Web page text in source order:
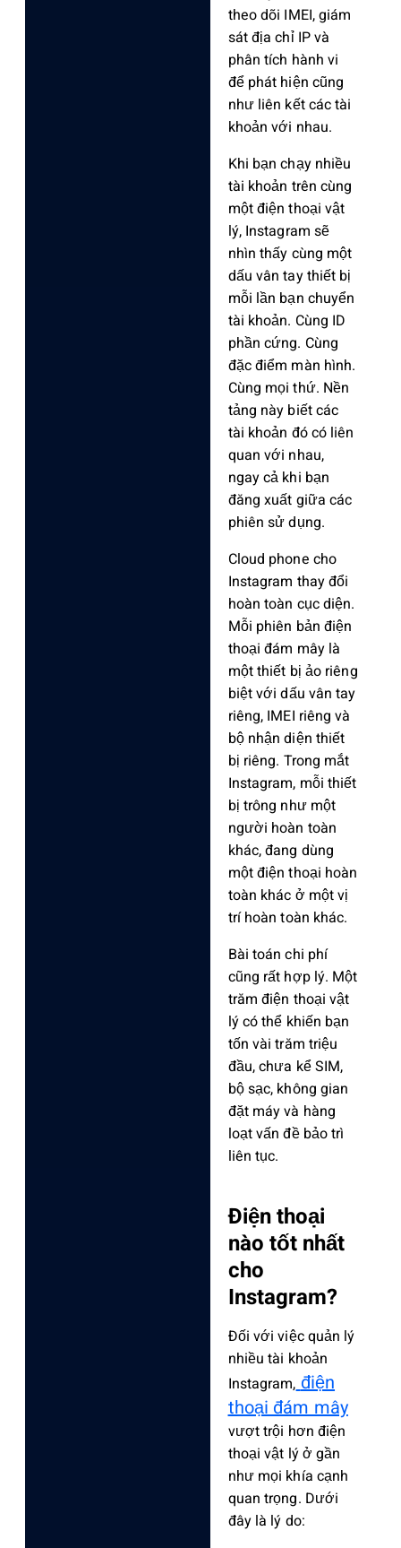
theo dõi IMEI,giám
sát địa chỉ IPvà
phân tích hành vi
để phát hiện cũng
như liên kết các tài
khoản với nhau.
Khi bạn chạy nhiều
tài khoản trên cùng
một điện thoại vật
lý, Instagram sẽ
nhìn thấy cùng một
dấu vân tay thiết bị
mỗi lần bạn chuyển
tài khoản. Cùng ID
phần cứng. Cùng
đặc điểm màn hình.
Cùng mọi thứ. Nền
tảng này biết các
tài khoản đó có liên
quan với nhau,
ngay cả khi bạn
đăng xuất giữa các
phiên sử dụng.
Cloud phone cho
Instagram thay đổi
hoàn toàn cục diện.
Mỗi phiên bản điện
thoại đám mây là
một thiết bị ảo riêng
biệt với dấu vân tay
riêng, IMEI riêng và
bộ nhận diện thiết
bị riêng. Trong mắt
Instagram, mỗi thiết
bị trông như một
người hoàn toàn
khác, đang dùng
một điện thoại hoàn
toàn khác ở một vị
trí hoàn toàn khác.
Bài toán chi phí
cũng rất hợp lý. Một
trăm điện thoại vật
lý có thể khiến bạn
tốn vài trăm triệu
đầu, chưa kể SIM,
bộ sạc, không gian
đặt máy và hàng
loạt vấn đề bảo trì
liên tục.
Điện thoại
nào tốt nhất
cho
Instagram?
Đối với việc quản lý
nhiều tài khoản
Instagram, điện
thoại đám mây
vượt trội hơn điện
thoại vật lý ở gần
như mọi khía cạnh
quan trọng. Dưới
đây là lý do: